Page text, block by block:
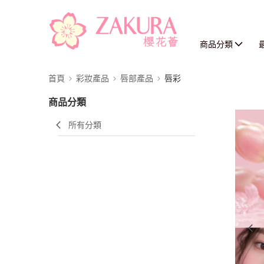
商品分類
首頁 彩妝產品 唇部產品 唇彩
商品分類
所有分類